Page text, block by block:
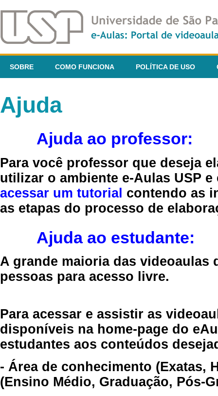
SOBRE COMO FUNCIONA POLÍTICA DE USO
Ajuda
Ajuda ao professor:
Para você professor que deseja
utilizar o ambiente e-Aulas USP
acessar um tutorial contendo as
as etapas do processo de
Ajuda ao estudante:
A grande maioria das videoaulas
pessoas para acesso livre.
Para acessar e assistir as
disponíveis na home-page do
estudantes aos conteúdos
- Área de conhecimento (Exatas,
(Ensino Médio, Graduação, Pós-